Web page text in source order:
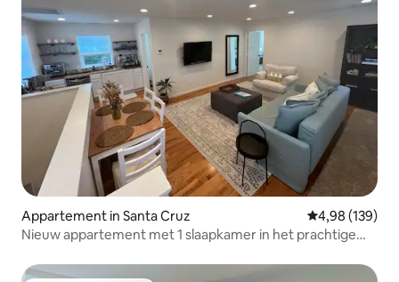
Appartement in Santa Cruz Gemiddelde
4,98 (139)
Nieuw appartement met 1 slaapkamer in het prachtige